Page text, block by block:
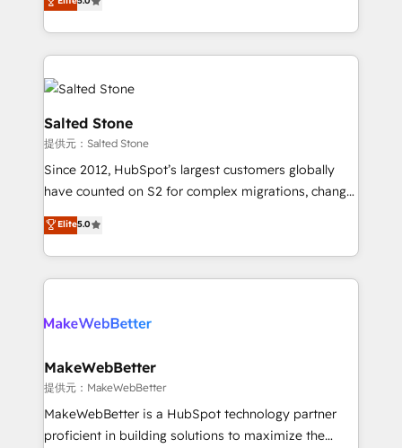
combining GTM strategy with technical execution to
solve the right problem with the right solution. As the
only firm in the world to hold Elite Partner
Accreditations with both HubSpot and Clay, our
clients gain a unique advantage in CRM architecture,
pipeline generation, data intelligence, and go-to-
market execution. Why B2B Businesses Choose RP: -
Secure: Soc2 compliant 🛡️ - Pricing: Implementations
starting at $1,5k 💵 - Speed: Launch in 14 days ⚡ -
Scale: Fastest tiering Elite HubSpot Partner 🪴 -
technical agency for a growth problem. Hire a
Salted Stone
提供元：Salted Stone
Since 2012, HubSpot’s largest customers globally
have counted on S2 for complex migrations, change
management, systems integration, and creative
solutions that deliver measurable impact and
transform brand experiences As one of the few full-
service creative agencies in the HubSpot
winning design to build scalable, globally
marketing campaigns, & RevOps frameworks that
fuel long-term success We connect the entire
customer lifecycle through seamless integrations,
ensure long-term adoption with change-
Elite5.0
MakeWebBetter
提供元：MakeWebBetter
MakeWebBetter is a HubSpot technology partner
proficient in building solutions to maximize the